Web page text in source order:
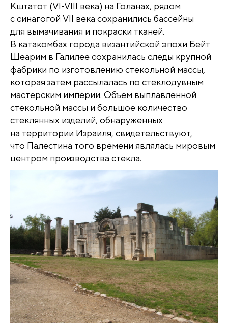
Кштатот (VI-VIII века) на Голанах, рядом
с синагогой VII века сохранились бассейны
для вымачивания и покраски тканей.
В катакомбах города византийской эпохи Бейт
Шеарим в Галилее сохранилась следы крупной
фабрики по изготовлению стекольной массы,
которая затем рассылалась по стеклодувным
мастерским империи. Объем выплавленной
стекольной массы и большое количество
стеклянных изделий, обнаруженных
на территории Израиля, свидетельствуют,
что Палестина того времени являлась мировым
центром производства стекла.